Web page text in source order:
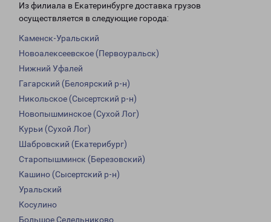
Из филиала в Екатеринбурге доставка грузов
осуществляется в следующие города:
Каменск-Уральский
Новоалексеевское (Первоуральск)
Нижний Уфалей
Гагарский (Белоярский р-н)
Никольское (Сысертский р-н)
Новопышминское (Сухой Лог)
Курьи (Сухой Лог)
Шабровский (Екатерибург)
Старопышминск (Березовский)
Кашино (Сысертский р-н)
Уральский
Косулино
Большое Седельниково